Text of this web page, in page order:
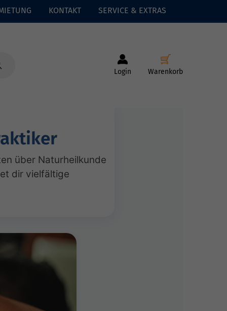
KONTAKT SERVICE & EXTRAS
Login Warenkorb
über Naturheilkunde
dir vielfältige